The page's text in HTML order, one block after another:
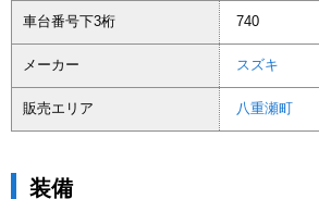
車台番号下3桁 740
メーカー スズキ
販売エリア 八重瀬町
装備